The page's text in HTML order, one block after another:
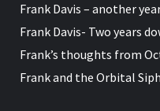
Frank Davis – another
Frank Davis- Two years
Frank’s thoughts from
Frank and the Orbital